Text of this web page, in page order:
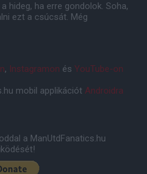
hideg, ha erre gondolok. Soha,
ezt a csúcsát. Még
, Instagramon és YouTube-on
mobil applikációt Androidra
a ManUtdFanatics.hu